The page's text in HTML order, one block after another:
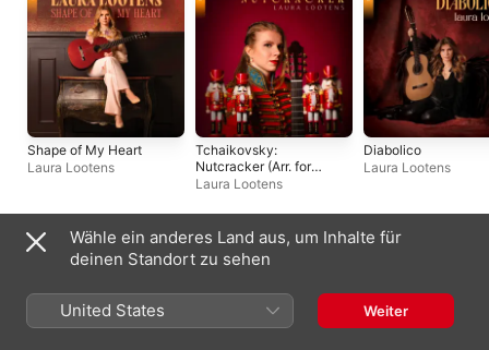
Shape of My Heart
Laura Lootens
Tchaikovsky:
Nutcracker (Arr. for
Solo Guitar by Roberto
Laura Lootens
Diabolico
Laura Lootens
Singles und EPs
Wähle ein anderes Land aus, um Inhalte für
deinen Standort zu sehen
United States Weiter